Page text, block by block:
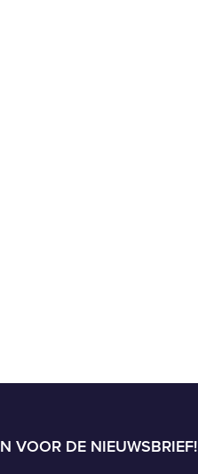
VOOR DE NIEUWSBRIEF!